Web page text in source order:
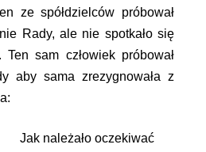
ze spółdzielców próbował
Rady, ale nie spotkało się
sam człowiek próbował
aby sama zrezygnowała z
Jak należało oczekiwać